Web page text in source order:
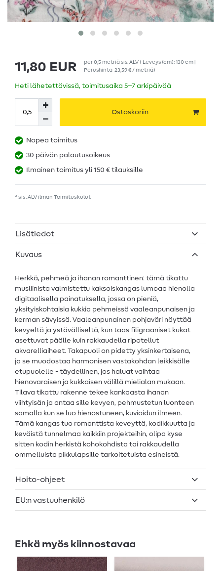
11,80 EUR per0,5 metriäsis. ALV( Leveys (cm): 130 cm |
Perushinta 23,59 € / metriä)
Heti lähetettävissä, toimitusaika 5–7 arkipäivää
Ostoskoriin
Nopea toimitus
30 päivän palautusoikeus
Ilmainen toimitus yli 150 € tilauksille
* sis. ALV ilman Toimituskulut
Lisätiedot
Kuvaus
Herkkä, pehmeä ja ihanan romanttinen: tämä tikattu
musliinista valmistettu kaksoiskangas lumoaa hienolla
digitaalisella painatuksella, jossa on pieniä,
yksityiskohtaisia kukkia pehmeissä vaaleanpunaisen ja
kerman sävyissä. Vaaleanpunainen pohjaväri näyttää
kevyeltä ja ystävälliseltä, kun taas filigraaniset kukat
asettuvat päälle kuin rakkaudella ripotellut
akvarelliaiheet. Takapuoli on pidetty yksinkertaisena,
ja se muodostaa harmonisen vastakohdan leikkisälle
etupuolelle - täydellinen, jos haluat vaihtaa
hienovaraisen ja kukkaisen välillä mielialan mukaan.
Tilava tikattu rakenne tekee kankaasta ihanan
viihtyisän ja antaa sille kevyen, pehmustetun luonteen
samalla kun se luo hienostuneen, kuvioidun ilmeen.
Tämä kangas tuo romanttista keveyttä, kodikkuutta ja
keväistä tunnelmaa kaikkiin projekteihin, olipa kyse
sitten kodin herkistä kohokohdista tai rakkaudella
ommelluista pikkulapsille tarkoitetuista esineistä.
Hoito-ohjeet
EU:n vastuuhenkilö
Ehkä myös kiinnostavaa